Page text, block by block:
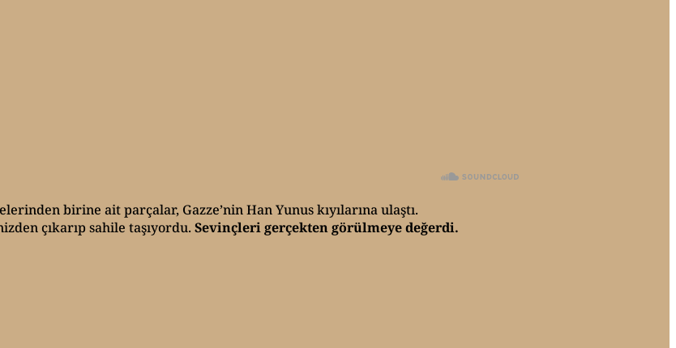
birine ait parçalar, Gazze’nin Han Yunus kıyılarına ulaştı.
çıkarıp sahile taşıyordu. Sevinçleri gerçekten görülmeye değerdi.